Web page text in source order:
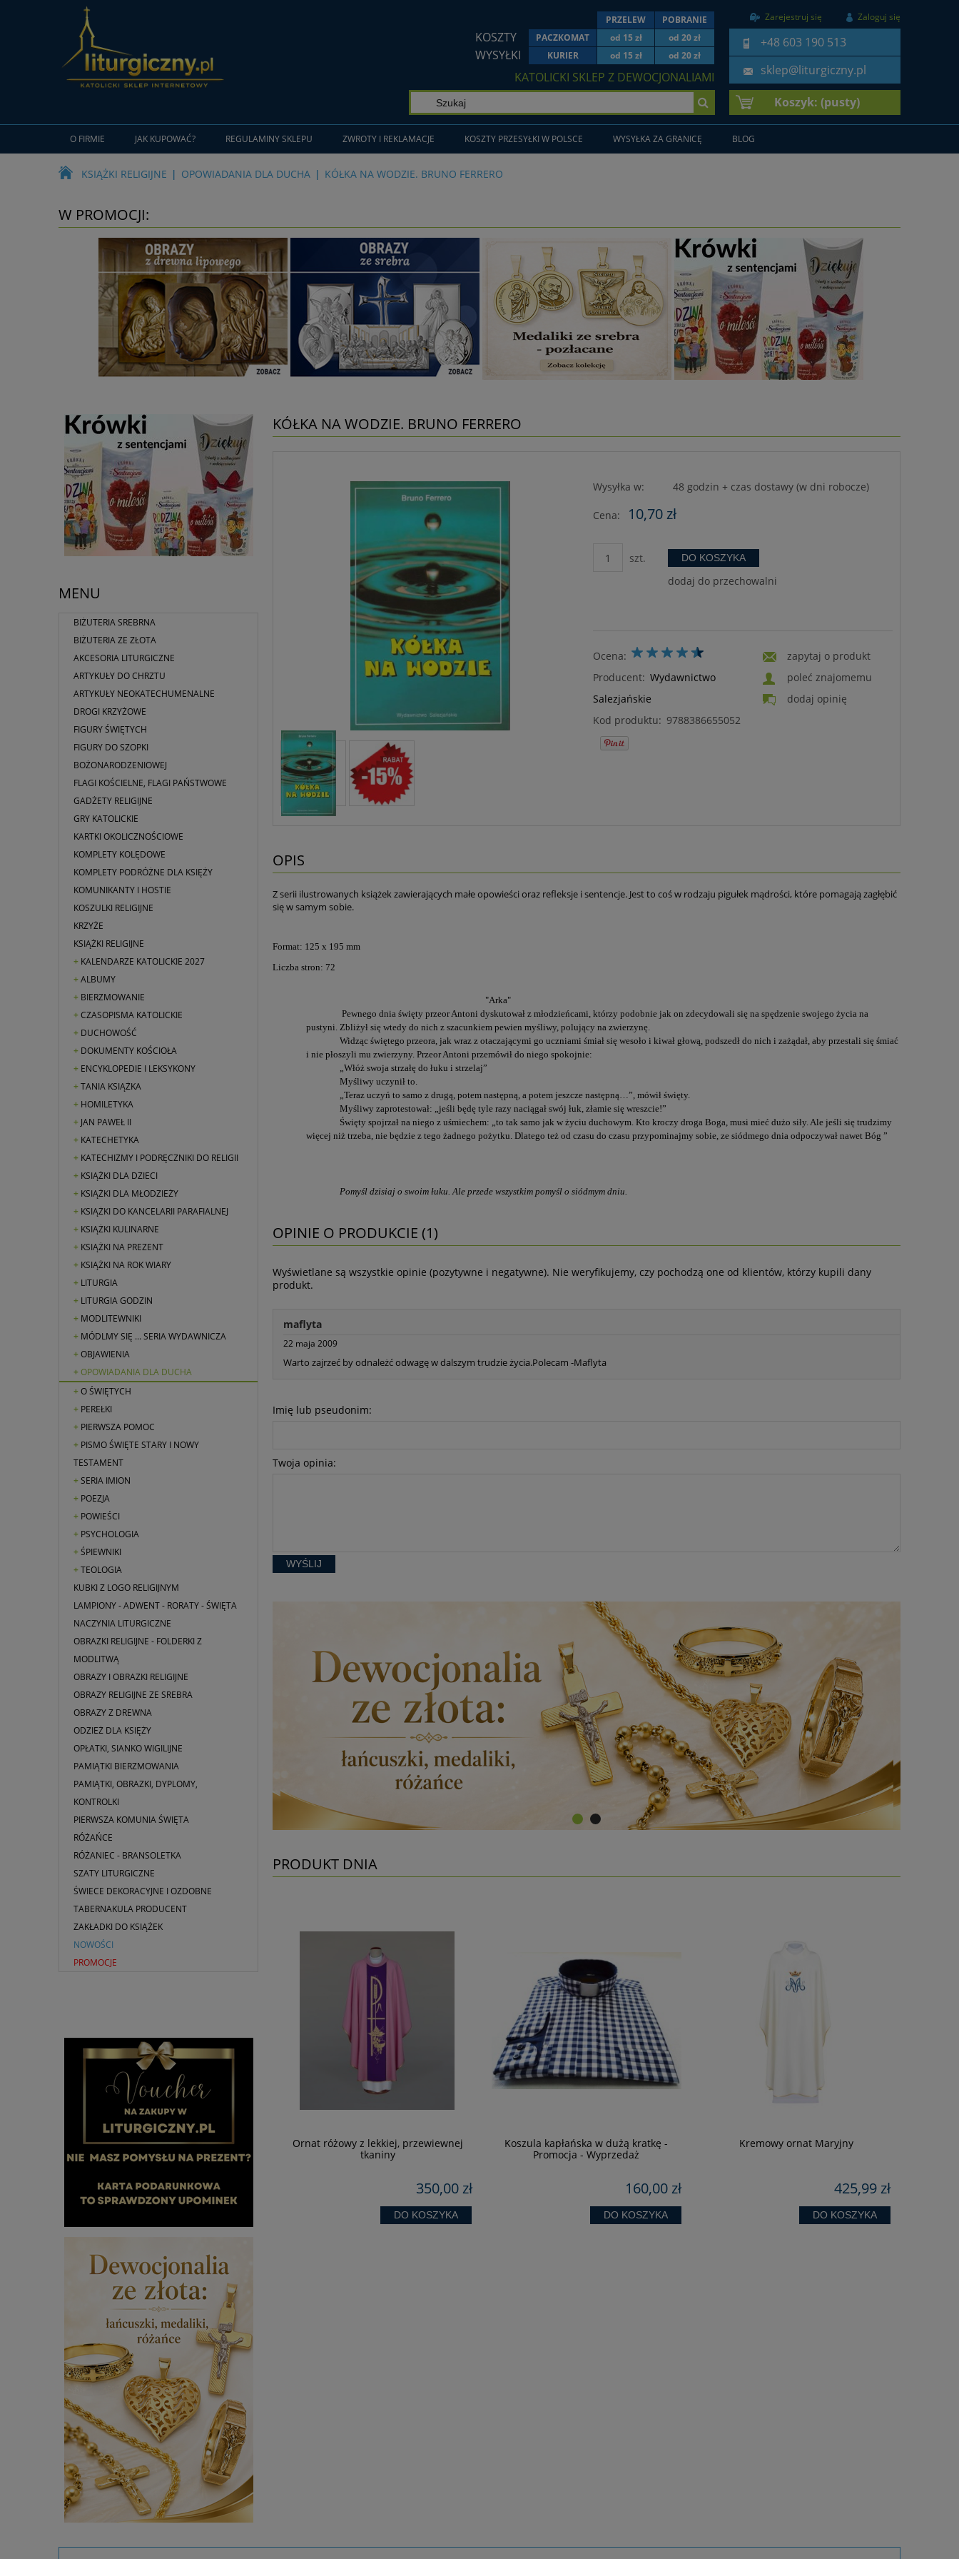
Zarejestruj się Zaloguj się
+48 603 190 513
sklep@liturgiczny.pl
PRZELEW POBRANIE
KOSZTY PACZKOMAT od 15 zł od 20 zł
WYSYŁKI KURIER od 15 zł od 20 zł
KATOLICKI SKLEP Z DEWOCJONALIAMI
Koszyk: (pusty)
O FIRMIE JAK KUPOWAĆ? REGULAMINY SKLEPU ZWROTY I REKLAMACJE KOSZTY PRZESYŁKI W POLSCE WYSYŁKA ZA GRANICĘ BLOG
KSIĄŻKI RELIGIJNE OPOWIADANIA DLA DUCHA KÓŁKA NA WODZIE. BRUNO FERRERO
W PROMOCJI:
MENU
BIŻUTERIA SREBRNA
BIŻUTERIA ZE ZŁOTA
AKCESORIA LITURGICZNE
ARTYKUŁY DO CHRZTU
ARTYKUŁY NEOKATECHUMENALNE
DROGI KRZYŻOWE
FIGURY ŚWIĘTYCH
FIGURY DO SZOPKI
BOŻONARODZENIOWEJ
FLAGI KOŚCIELNE, FLAGI PAŃSTWOWE
GADŻETY RELIGIJNE
GRY KATOLICKIE
KARTKI OKOLICZNOŚCIOWE
KOMPLETY KOLĘDOWE
KOMPLETY PODRÓŻNE DLA KSIĘŻY
KOMUNIKANTY I HOSTIE
KOSZULKI RELIGIJNE
KRZYŻE
KSIĄŻKI RELIGIJNE
KALENDARZE KATOLICKIE 2027
ALBUMY
BIERZMOWANIE
CZASOPISMA KATOLICKIE
DUCHOWOŚĆ
DOKUMENTY KOŚCIOŁA
ENCYKLOPEDIE I LEKSYKONY
TANIA KSIĄŻKA
HOMILETYKA
JAN PAWEŁ II
KATECHETYKA
KATECHIZMY I PODRĘCZNIKI DO RELIGII
KSIĄŻKI DLA DZIECI
KSIĄŻKI DLA MŁODZIEŻY
KSIĄŻKI DO KANCELARII PARAFIALNEJ
KSIĄŻKI KULINARNE
KSIĄŻKI NA PREZENT
KSIĄŻKI NA ROK WIARY
LITURGIA
LITURGIA GODZIN
MODLITEWNIKI
MÓDLMY SIĘ ... SERIA WYDAWNICZA
OBJAWIENIA
OPOWIADANIA DLA DUCHA
O ŚWIĘTYCH
PEREŁKI
PIERWSZA POMOC
PISMO ŚWIĘTE STARY I NOWY
TESTAMENT
SERIA IMION
POEZJA
POWIEŚCI
PSYCHOLOGIA
ŚPIEWNIKI
TEOLOGIA
KUBKI Z LOGO RELIGIJNYM
LAMPIONY - ADWENT - RORATY - ŚWIĘTA
NACZYNIA LITURGICZNE
OBRAZKI RELIGIJNE - FOLDERKI Z
MODLITWĄ
OBRAZY I OBRAZKI RELIGIJNE
OBRAZY RELIGIJNE ZE SREBRA
OBRAZY Z DREWNA
ODZIEŻ DLA KSIĘŻY
OPŁATKI, SIANKO WIGILIJNE
PAMIĄTKI BIERZMOWANIA
PAMIĄTKI, OBRAZKI, DYPLOMY,
KONTROLKI
PIERWSZA KOMUNIA ŚWIĘTA
RÓŻAŃCE
RÓŻANIEC - BRANSOLETKA
SZATY LITURGICZNE
ŚWIECE DEKORACYJNE I OZDOBNE
TABERNAKULA PRODUCENT
ZAKŁADKI DO KSIĄŻEK
NOWOŚCI
PROMOCJE
KÓŁKA NA WODZIE. BRUNO FERRERO
Wysyłka w: 48 godzin + czas dostawy (w dni robocze)
Cena: 10,70 zł
szt. DO KOSZYKA
dodaj do przechowalni
Ocena:
Producent: Wydawnictwo
Salezjańskie
Kod produktu: 9788386655052
zapytaj o produkt
poleć znajomemu
dodaj opinię
OPIS
Z serii ilustrowanych książek zawierających małe opowieści oraz refleksje i sentencje. Jest to coś w rodzaju pigułek mądrości, które pomagają zagłębić
się w samym sobie.
Format: 125 x 195 mm
Liczba stron: 72
"Arka"
Pewnego dnia święty przeor Antoni dyskutował z młodzieńcami, którzy podobnie jak on zdecydowali się na spędzenie swojego życia na
pustyni. Zbliżył się wtedy do nich z szacunkiem pewien myśliwy, polujący na zwierzynę.
Widząc świętego przeora, jak wraz z otaczającymi go uczniami śmiał się wesoło i kiwał głową, podszedł do nich i zażądał, aby przestali się śmiać
i nie płoszyli mu zwierzyny. Przeor Antoni przemówił do niego spokojnie:
„Włóż swoja strzałę do łuku i strzelaj”
Myśliwy uczynił to.
„Teraz uczyń to samo z drugą, potem następną, a potem jeszcze następną…”, mówił święty.
Myśliwy zaprotestował: „jeśli będę tyle razy naciągał swój łuk, złamie się wreszcie!”
Święty spojrzał na niego z uśmiechem: „to tak samo jak w życiu duchowym. Kto kroczy droga Boga, musi mieć dużo siły. Ale jeśli się trudzimy
więcej niż trzeba, nie będzie z tego żadnego pożytku. Dlatego też od czasu do czasu przypominajmy sobie, ze siódmego dnia odpoczywał nawet Bóg ”
Pomyśl dzisiaj o swoim łuku. Ale przede wszystkim pomyśl o siódmym dniu.
OPINIE O PRODUKCIE (1)
Wyświetlane są wszystkie opinie (pozytywne i negatywne). Nie weryfikujemy, czy pochodzą one od klientów, którzy kupili dany
produkt.
maflyta
22 maja 2009
Warto zajrzeć by odnależć odwagę w dalszym trudzie życia.Polecam -Maflyta
Imię lub pseudonim:
Twoja opinia:
WYŚLIJ
PRODUKT DNIA
KOSZULA KAPŁAŃSKA W KOLORZE
GRANATOWYM- PROMOCJA
Cena regularna:180,00 zł
Najniższa cena:149,00 zł
Ornat różowy z lekkiej, przewiewnej
tkaniny
350,00 zł
DO KOSZYKA
Koszula kapłańska w dużą kratkę -
Promocja - Wyprzedaż
160,00 zł
DO KOSZYKA
Kremowy ornat Maryjny
425,99 zł
DO KOSZYKA